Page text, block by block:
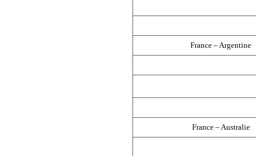
France – Argentine
France – Australie